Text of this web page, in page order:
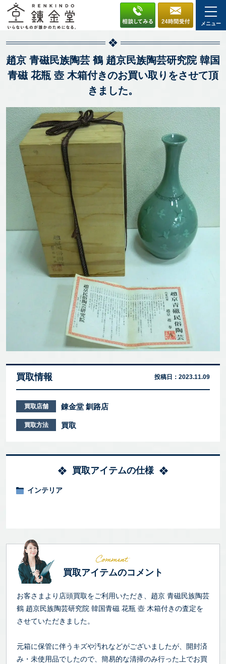
メニュー
趙京 青磁民族陶芸 鶴 趙京民族陶芸研究院 韓国
青磁 花瓶 壺 木箱付きのお買い取りをさせて頂
きました。
買取情報 投稿日： 2023.11.09
買取店舗 錬金堂 釧路店
買取方法 買取
買取アイテムの仕様
インテリア
買取アイテムのコメント
お客さまより店頭買取をご利用いただき、趙京 青磁民族陶芸
鶴 趙京民族陶芸研究院 韓国青磁 花瓶 壺 木箱付きの査定を
させていただきました。
元箱に保管に伴うキズや汚れなどがございましたが、開封済
み・未使用品でしたので、簡易的な清掃のみ行った上でお買